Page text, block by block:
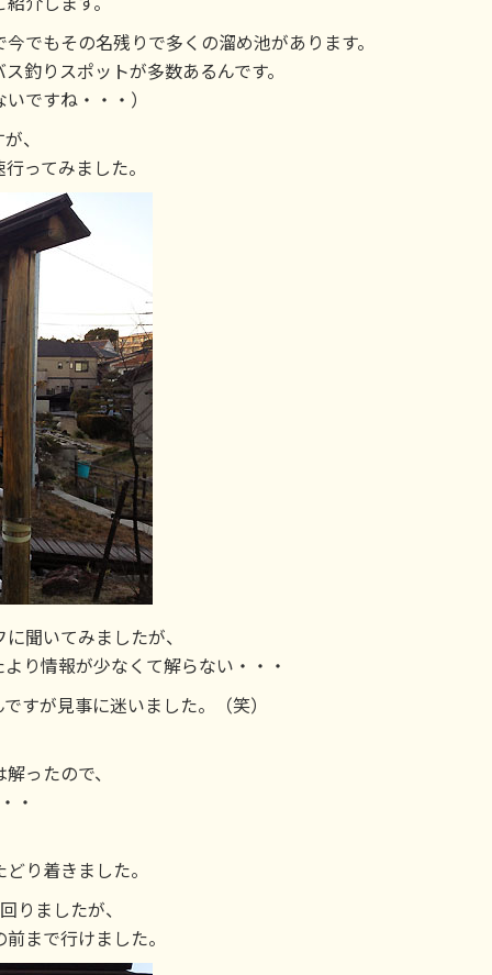
でもその名残りで多くの溜め池があります。
釣りスポットが多数あるんです。
ですね・・・）
、
ってみました。
聞いてみましたが、
り情報が少なくて解らない・・・
すが見事に迷いました。（笑）
ったので、
・
り着きました。
りましたが、
まで行けました。